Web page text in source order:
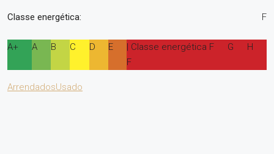
Classe energética: F
A+ A B C D E
| Classe energética F
F
G H
ArrendadosUsado